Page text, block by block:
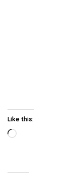
Like this:
Loading…